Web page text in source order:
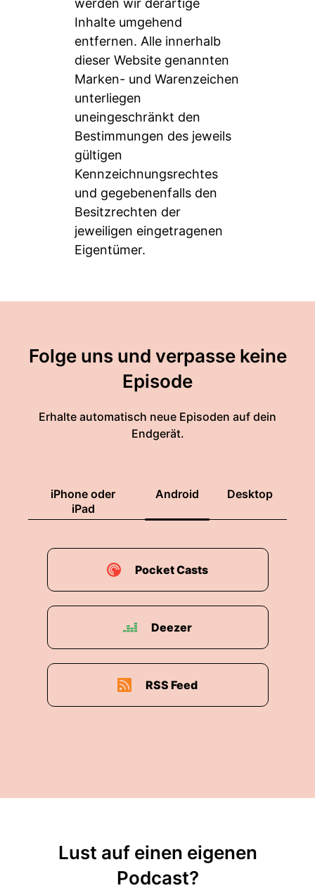
werden wir derartige
Inhalte umgehend
entfernen. Alle innerhalb
dieser Website genannten
Marken- und Warenzeichen
unterliegen
uneingeschränkt den
Bestimmungen des jeweils
gültigen
Kennzeichnungsrechtes
und gegebenenfalls den
Besitzrechten der
jeweiligen eingetragenen
Eigentümer.
Folge uns und verpasse keine
Episode
Erhalte automatisch neue Episoden auf dein
Endgerät.
iPhone oder
iPad
Android Desktop
Pocket Casts
Deezer
RSS Feed
Lust auf einen eigenen
Podcast?